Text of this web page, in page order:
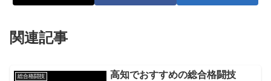
関連記事
総合格闘技
高知でおすすめの総合格闘技